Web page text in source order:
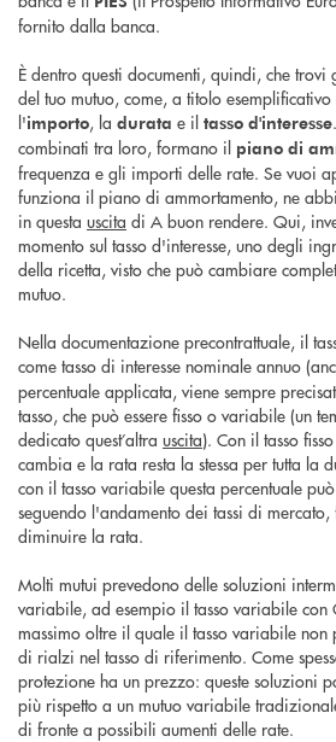
fornito dalla banca.
È dentro questi documenti, quindi, che
del tuo mutuo, come, a titolo esemplificativo
l'importo, la durata e il tasso d'interesse
combinati tra loro, formano il piano di
frequenza e gli importi delle rate. Se vuoi
funziona il piano di ammortamento, ne
in questa uscita di A buon rendere. Qui,
momento sul tasso d'interesse, uno degli
della ricetta, visto che può cambiare
mutuo.
Nella documentazione precontrattuale, il
come tasso di interesse nominale annuo
percentuale applicata, viene sempre
tasso, che può essere fisso o variabile (un
dedicato quest’altra uscita). Con il tasso
cambia e la rata resta la stessa per tutta la
con il tasso variabile questa percentuale
seguendo l'andamento dei tassi di
diminuire la rata.
Molti mutui prevedono delle soluzioni
variabile, ad esempio il tasso variabile con
massimo oltre il quale il tasso variabile non
di rialzi nel tasso di riferimento. Come
protezione ha un prezzo: queste soluzioni
più rispetto a un mutuo variabile
di fronte a possibili aumenti delle rate.